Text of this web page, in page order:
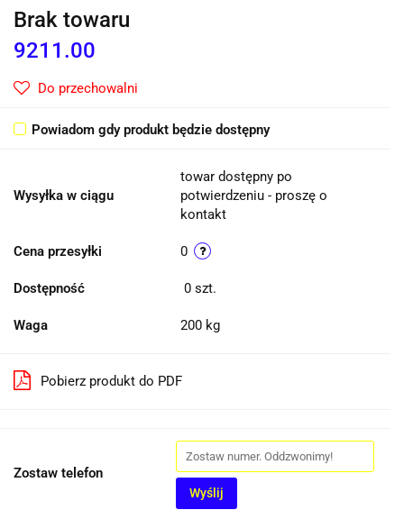
Brak towaru
9211.00
Do przechowalni
Powiadom gdy produkt będzie dostępny
Wysyłka w ciągu
towar dostępny po
potwierdzeniu - proszę o
kontakt
Cena przesyłki 0
Dostępność 0 szt.
Waga 200 kg
Pobierz produkt do PDF
Zostaw telefon
Wyślij